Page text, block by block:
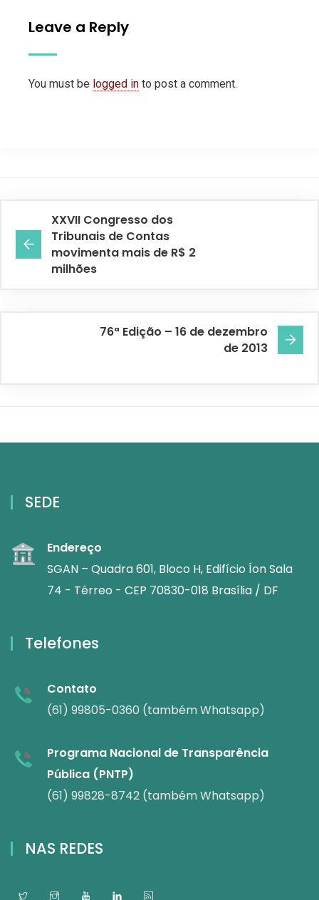
Leave a Reply
You must be logged in to post a comment.
XXVII Congresso dos
Tribunais de Contas
movimenta mais de R$ 2
milhões
76ª Edição – 16 de dezembro
de 2013
SEDE
Endereço
SGAN – Quadra 601, Bloco H, Edifício Íon Sala
74 - Térreo - CEP 70830-018 Brasília / DF
Telefones
Contato
(61) 99805-0360 (também Whatsapp)
Programa Nacional de Transparência
Pública (PNTP)
(61) 99828-8742 (também Whatsapp)
NAS REDES